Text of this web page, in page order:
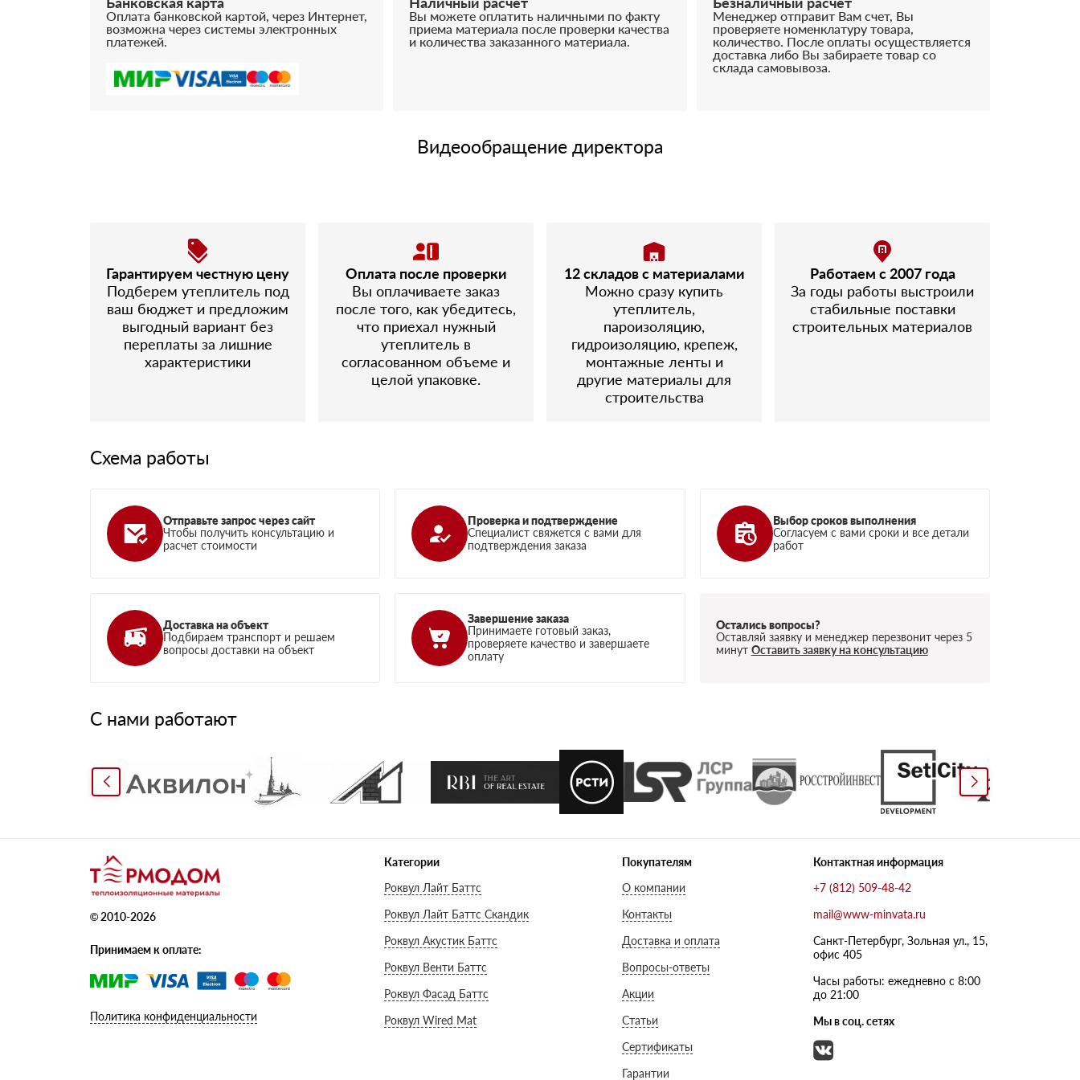
Оплата банковской картой, через Интернет,
возможна через системы электронных
платежей.
Вы можете оплатить наличными по факту
приема материала после проверки качества
и количества заказанного материала.
Менеджер отправит Вам счет, Вы
проверяете номенклатуру товара,
количество. После оплаты осуществляется
доставка либо Вы забираете товар со
склада самовывоза.
Видеообращение директора
Гарантируем честную цену
Подберем утеплитель под
ваш бюджет и предложим
выгодный вариант без
переплаты за лишние
характеристики
Оплата после проверки
Вы оплачиваете заказ
после того, как убедитесь,
что приехал нужный
утеплитель в
согласованном объеме и
целой упаковке.
12 складов с материалами
Можно сразу купить
утеплитель,
пароизоляцию,
гидроизоляцию, крепеж,
монтажные ленты и
другие материалы для
строительства
Работаем с 2007 года
За годы работы выстроили
стабильные поставки
строительных материалов
Схема работы
Отправьте запрос через сайт
Чтобы получить консультацию и
расчет стоимости
Проверка и подтверждение
Специалист свяжется с вами для
подтверждения заказа
Выбор сроков выполнения
Согласуем с вами сроки и все детали
работ
Доставка на объект
Подбираем транспорт и решаем
вопросы доставки на объект
Завершение заказа
Принимаете готовый заказ,
проверяете качество и завершаете
оплату
Остались вопросы?
Оставляй заявку и менеджер перезвонит через 5
минут Оставить заявку на консультацию
С нами работают
© 2010-2026
Принимаем к оплате:
Политика конфиденциальности
Категории
Роквул Лайт Баттс
Роквул Лайт Баттс Скандик
Роквул Акустик Баттс
Роквул Венти Баттс
Роквул Фасад Баттс
Роквул Wired Mat
Покупателям
О компании
Контакты
Доставка и оплата
Вопросы-ответы
Акции
Статьи
Сертификаты
Гарантии
Контактная информация
+7 (812) 509-48-42
mail@www-minvata.ru
Санкт-Петербург, Зольная ул., 15,
офис 405
Часы работы: ежедневно с 8:00
до 21:00
Мы в соц. сетях